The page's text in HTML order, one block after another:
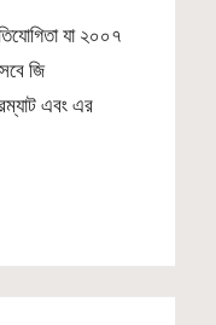
যা ২০০৭
জি
এবং এর